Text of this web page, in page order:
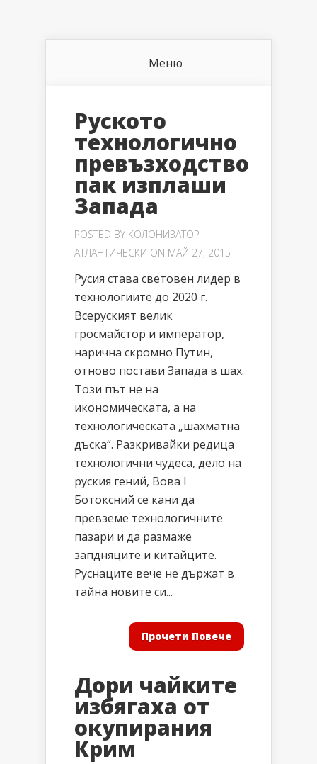
Меню
Руското
технологично
превъзходство
пак изплаши
Запада
POSTED BY КОЛОНИЗАТОР
АТЛАНТИЧЕСКИ ON МАЙ 27, 2015
Русия става световен лидер в
технологиите до 2020 г.
Всеруският велик
гросмайстор и император,
нарична скромно Путин,
отново постави Запада в шах.
Този път не на
икономическата, а на
технологическата „шахматна
дъска“. Разкривайки редица
технологични чудеса, дело на
руския гений, Вова I
Ботоксний се кани да
превземе технологичните
пазари и да размаже
запдняците и китайците.
Руснаците вече не държат в
тайна новите си...
Прочети Повече
Дори чайките
избягаха от
окупирания
Крим